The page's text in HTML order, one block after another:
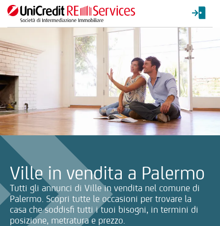
Ville in vendita a Palermo
Tutti gli annunci di Ville in vendita nel comune di
Palermo. Scopri tutte le occasioni per trovare la
casa che soddisfi tutti i tuoi bisogni, in termini di
posizione, metratura e prezzo.
La ricerca verrà inviata automaticamente alla selezione delle